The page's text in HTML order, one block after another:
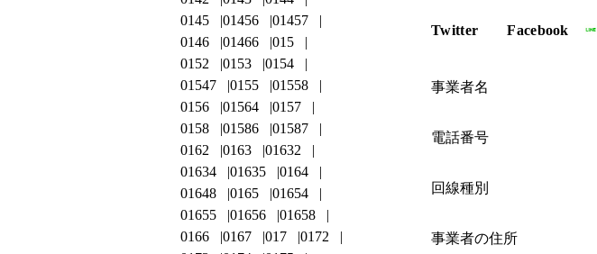
Twitter Facebook
事業者名
電話番号
回線種別
事業者の住所
0145
01456
01457
0146
01466
015
0152
0153
0154
01547
0155
01558
0156
01564
0157
0158
01586
01587
0162
0163
01632
01634
01635
0164
01648
0165
01654
01655
01656
01658
0166
0167 017
0172